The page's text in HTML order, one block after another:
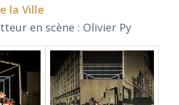
la Ville
en scène : Olivier Py